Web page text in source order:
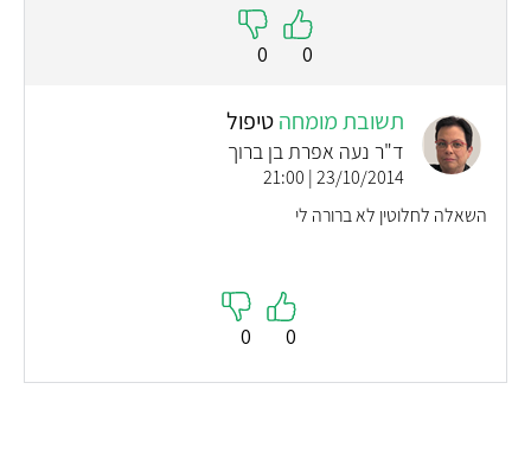
0
0
תשובת מומחהטיפול
ד"ר נעה אפרת בן ברוך
23/10/2014 | 21:00
השאלה לחלוטין לא ברורה לי
0
0